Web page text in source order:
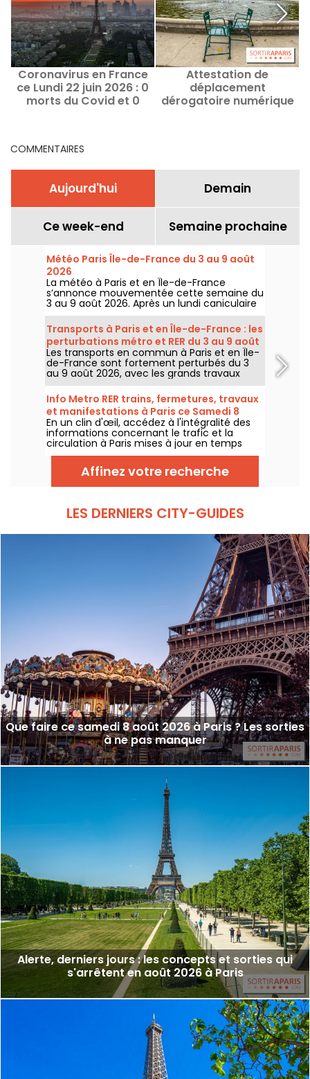
Coronavirus en France
ce Lundi 22 juin 2026 : 0
morts du Covid et 0
Attestation de
déplacement
dérogatoire numérique
COMMENTAIRES
Aujourd'hui Demain
Ce week-end Semaine prochaine
Météo Paris Île-de-France du 3 au 9 août
2026
La météo à Paris et en Île-de-France
s’annonce mouvementée cette semaine du
3 au 9 août 2026. Après un lundi caniculaire
marqué par un risque d’orages, les
températures vont progressivement baisser
avant le retour d’un temps plus chaud et
ensoleillé pour le week-end.
Transports à Paris et en Île-de-France : les
perturbations métro et RER du 3 au 9 août
2026
Les transports en commun à Paris et en Île-
de-France sont fortement perturbés du 3
au 9 août 2026, avec les grands travaux
d'été qui impactent très durement
certaines lignes, selon la RATP et SNCF.
Info Metro RER trains, fermetures, travaux
et manifestations à Paris ce Samedi 8
août 2026
En un clin d'œil, accédez à l'intégralité des
informations concernant le trafic et la
circulation à Paris mises à jour en temps
réel. Metro RER et Transilien de la RATP,
travaux, circulation, grands évènements et
manifestations, on vous donne toutes les
informations pratiques à connaître avant de
Affinez votre recherche
LES DERNIERS CITY-GUIDES
Que faire ce samedi 8 août 2026 à Paris ? Les sorties
à ne pas manquer
Alerte, derniers jours : les concepts et sorties qui
s'arrêtent en août 2026 à Paris